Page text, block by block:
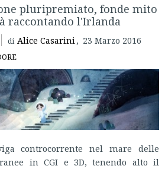
pluripremiato, fonde mito
raccontando l'Irlanda
di Alice Casarini, 23 Marzo 2016
controcorrente nel mare delle
in CGI e 3D, tenendo alto il